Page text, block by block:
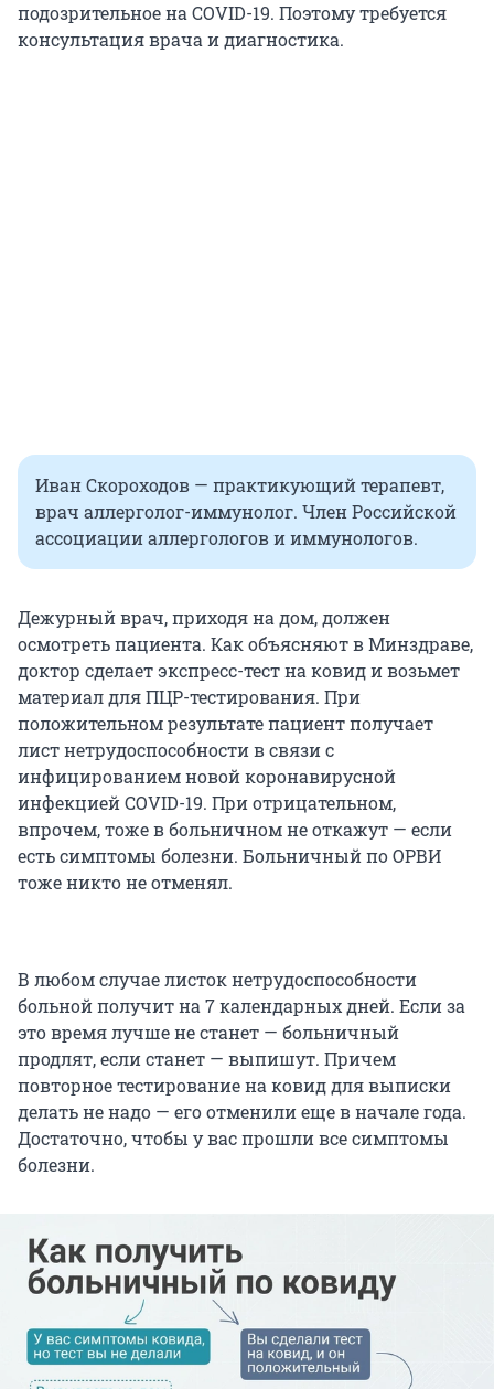
подозрительное на COVID-19. Поэтому требуется
консультация врача и диагностика.
Иван Скороходов — практикующий терапевт,
врач аллерголог-иммунолог. Член Российской
ассоциации аллергологов и иммунологов.
Дежурный врач, приходя на дом, должен
осмотреть пациента. Как объясняют в Минздраве,
доктор сделает экспресс-тест на ковид и возьмет
материал для ПЦР-тестирования. При
положительном результате пациент получает
лист нетрудоспособности в связи с
инфицированием новой коронавирусной
инфекцией COVID-19. При отрицательном,
впрочем, тоже в больничном не откажут — если
есть симптомы болезни. Больничный по ОРВИ
тоже никто не отменял.
В любом случае листок нетрудоспособности
больной получит на 7 календарных дней. Если за
это время лучше не станет — больничный
продлят, если станет — выпишут. Причем
повторное тестирование на ковид для выписки
делать не надо — его отменили еще в начале года.
Достаточно, чтобы у вас прошли все симптомы
болезни.